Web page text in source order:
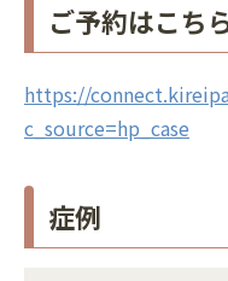
ご予約はこち
https://
c_source=hp_case
症例